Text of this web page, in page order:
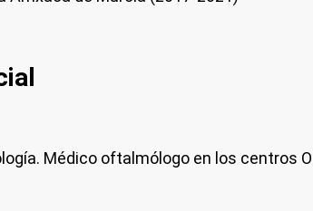
Médico oftalmólogo en los centros